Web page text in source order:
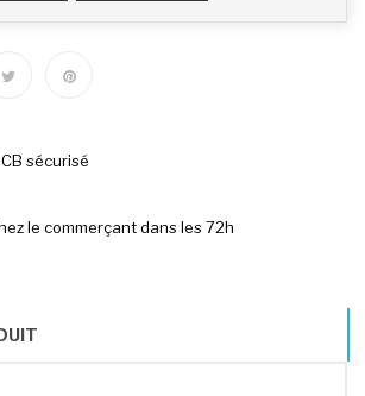
sécurisé
le commerçant dans les 72h